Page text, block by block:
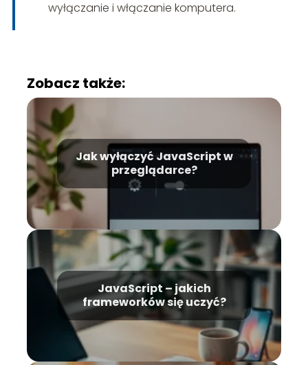
wyłączanie i włączanie komputera.
Zobacz także:
Jak wyłączyć JavaScript w
przeglądarce?
JavaScript – jakich
frameworków się uczyć?